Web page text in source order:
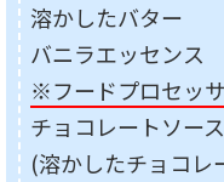
溶かしたバタ
バニラエッセ
※フードプロセッ
チョコレートソース
(溶かしたチョコレ